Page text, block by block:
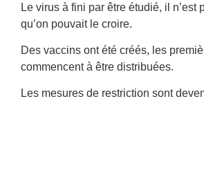
Le virus à fini par être étudié, il n’est
qu’on pouvait le croire.
Des vaccins ont été créés, les
commencent à être distribuées.
Les mesures de restriction sont